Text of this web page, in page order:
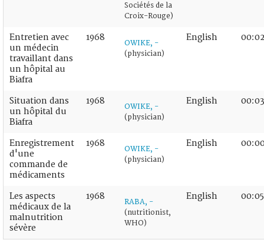
Sociétés de la
Croix-Rouge)
Entretien avec
un médecin
travaillant dans
un hôpital au
Biafra
1968
OWIKE, -
(physician)
English
Situation dans
un hôpital du
Biafra
1968
OWIKE, -
(physician)
English
Enregistrement
d'une
commande de
médicaments
1968
OWIKE, -
(physician)
English
Les aspects
médicaux de la
malnutrition
sévère
1968
RABA, -
(nutritionist,
WHO)
English